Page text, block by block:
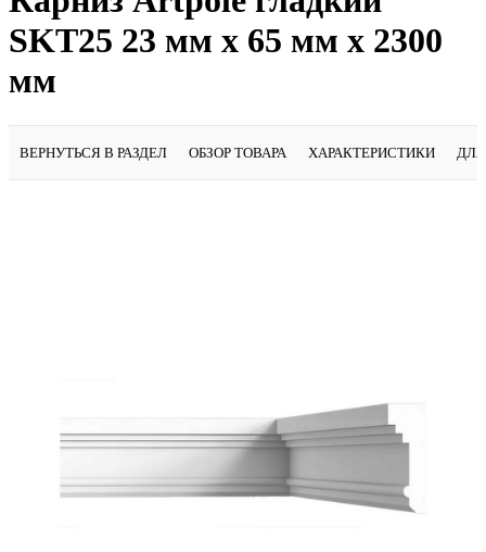
SKT25 23 мм х 65 мм х 2300
мм
ВЕРНУТЬСЯ В РАЗДЕЛ ОБЗОР ТОВАРА ХАРАКТЕРИСТИКИ